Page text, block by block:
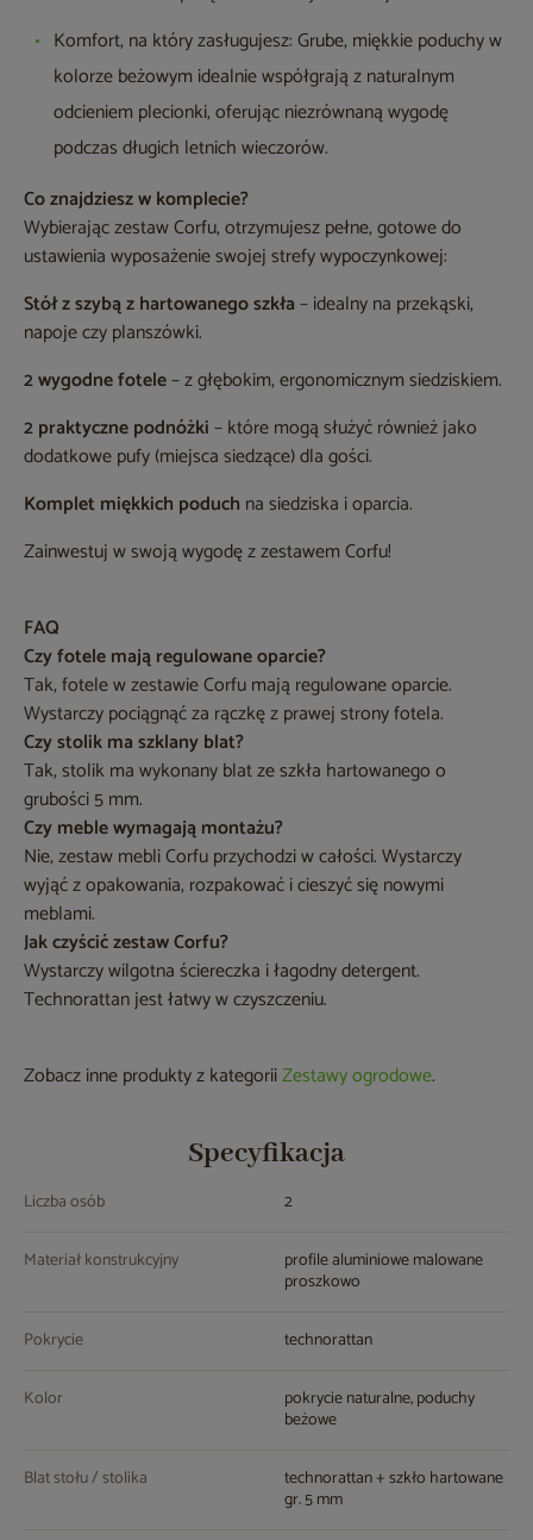
Komfort, na który zasługujesz: Grube, miękkie poduchy w
kolorze beżowym idealnie współgrają z naturalnym
odcieniem plecionki, oferując niezrównaną wygodę
podczas długich letnich wieczorów.
Co znajdziesz w komplecie?
Wybierając zestaw Corfu, otrzymujesz pełne, gotowe do
ustawienia wyposażenie swojej strefy wypoczynkowej:
Stół z szybą z hartowanego szkła– idealny na przekąski,
napoje czy planszówki.
2 wygodne fotele– z głębokim, ergonomicznym siedziskiem.
2 praktyczne podnóżki– które mogą służyć również jako
dodatkowe pufy (miejsca siedzące) dla gości.
Komplet miękkich poduch na siedziska i oparcia.
Zainwestuj w swoją wygodę z zestawem Corfu!
FAQ
Czy fotele mają regulowane oparcie?
Tak, fotele w zestawie Corfu mają regulowane oparcie.
Wystarczy pociągnąć za rączkę z prawej strony fotela.
Czy stolik ma szklany blat?
Tak, stolik ma wykonany blat ze szkła hartowanego o
grubości 5 mm.
Czy meble wymagają montażu?
Nie, zestaw mebli Corfu przychodzi w całości. Wystarczy
wyjąć z opakowania, rozpakować i cieszyć się nowymi
meblami.
Jak czyścić zestaw Corfu?
Wystarczy wilgotna ściereczka i łagodny detergent.
Technorattan jest łatwy w czyszczeniu.
Zobacz inne produkty z kategoriiZestawy ogrodowe.
Specyfikacja
Liczba osób 2
Materiał konstrukcyjny profile aluminiowe malowane
proszkowo
Pokrycie technorattan
Kolor pokrycie naturalne, poduchy
beżowe
Blat stołu / stolika technorattan + szkło hartowane
gr. 5 mm